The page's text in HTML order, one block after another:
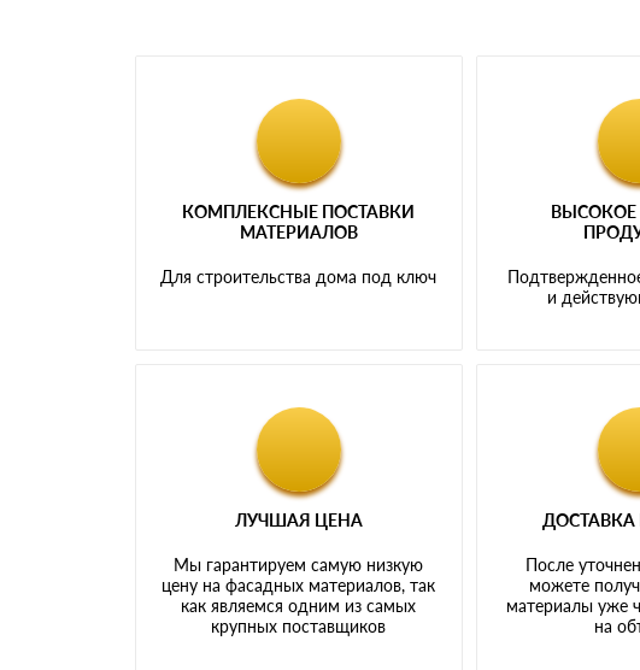
КОМПЛЕКСНЫЕ ПОСТАВКИ
МАТЕРИАЛОВ
Для строительства дома под ключ
ВЫСОКОЕ
и
ЛУЧШАЯ ЦЕНА
Мы гарантируем самую низкую
цену на фасадных материалов, так
как являемся одним из самых
крупных поставщиков
ДОСТАВКА
После
можете
материалы уже
на